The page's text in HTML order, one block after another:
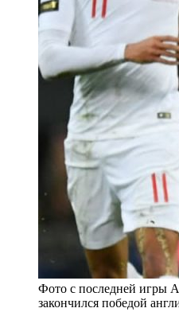
Фото с последней игры
закончился победой